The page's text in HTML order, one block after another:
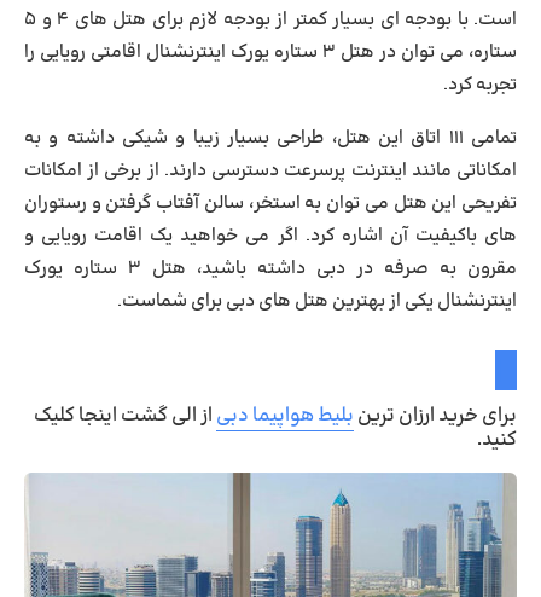
است. با بودجه ای بسیار کمتر از بودجه لازم برای هتل های ۴ و ۵
ستاره، می توان در هتل ۳ ستاره یورک اینترنشنال اقامتی رویایی را
تجربه کرد.
تمامی ۱۱۱ اتاق این هتل، طراحی بسیار زیبا و شیکی داشته و به
امکاناتی مانند اینترنت پرسرعت دسترسی دارند. از برخی از امکانات
تفریحی این هتل می توان به استخر، سالن آفتاب گرفتن و رستوران
های باکیفیت آن اشاره کرد. اگر می خواهید یک اقامت رویایی و
مقرون به صرفه در دبی داشته باشید، هتل ۳ ستاره یورک
اینترنشنال یکی از بهترین هتل های دبی برای شماست.
برای خرید ارزان ترین بلیط هواپیما دبی از الی گشت اینجا کلیک
کنید.